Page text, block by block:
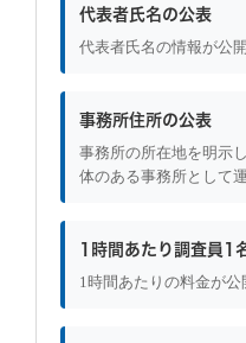
代表者氏名の公表
代表者氏名の情報が公
事務所住所の公表
事務所の所在地を明示
体のある事務所として
1時間あたり調査員1
1時間あたりの料金が公